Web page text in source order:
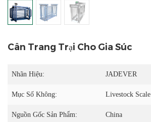
Cân Trang Trại Cho Gia Súc
Nhãn Hiệu: JADEVER
Mục Số Không: Livestock Scale
Nguồn Gốc Sản Phẩm: China